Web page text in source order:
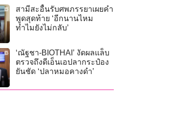
สามีสะอื้นรับศพภรรยาเผยคำ
พูดสุดท้าย ‘อีกนานไหม
ทำไมยังไม่กลับ’
‘ณัฐชา-BIOTHAI’ งัดผลแล็บ
ตรวจถึงดีเอ็นเอปลากระป๋อง
ยันชัด ‘ปลาหมอคางดำ’